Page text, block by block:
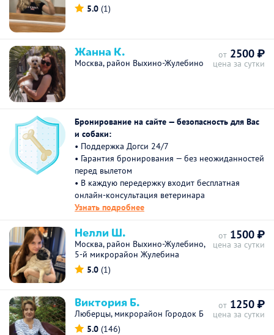
5.0 (1)
Жанна К.
Москва, район Выхино-Жулебино
от 2500 ₽
цена за сутки
Бронирование на сайте — безопасность для Вас
и собаки:
• Поддержка Догси 24/7
• Гарантия бронирования — без неожиданностей
перед вылетом
• В каждую передержку входит бесплатная
онлайн-консультация ветеринара
Узнать подробнее
Нелли Ш.
Москва, район Выхино-Жулебино,
5-й микрорайон Жулебина
5.0 (1)
от 1500 ₽
цена за сутки
Виктория Б.
Люберцы, микрорайон Городок Б
5.0 (146)
от 1250 ₽
цена за сутки